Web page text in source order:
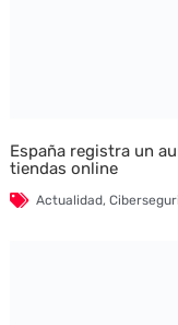
España registra un
tiendas online
Actualidad,